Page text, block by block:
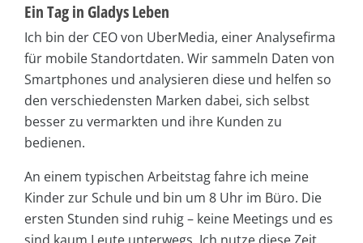
Ein Tag in Gladys Leben
Ich bin der CEO von UberMedia, einer Analysefirma
für mobile Standortdaten. Wir sammeln Daten von
Smartphones und analysieren diese und helfen so
den verschiedensten Marken dabei, sich selbst
besser zu vermarkten und ihre Kunden zu
bedienen.
An einem typischen Arbeitstag fahre ich meine
Kinder zur Schule und bin um 8 Uhr im Büro. Die
ersten Stunden sind ruhig – keine Meetings und es